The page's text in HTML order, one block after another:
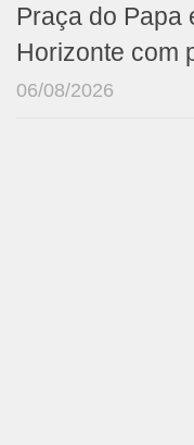
Praça do Papa
Horizonte com
06/08/2026